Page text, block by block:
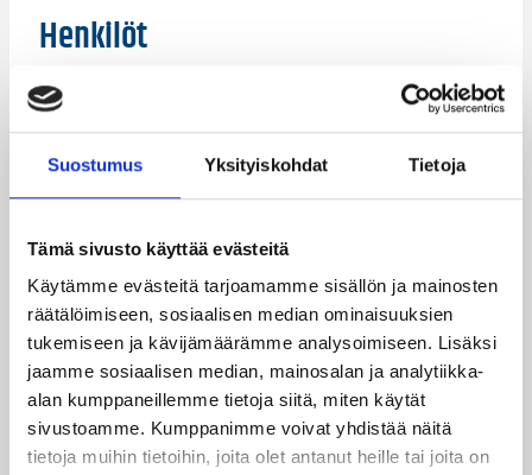
Suostumus Yksityiskohdat Tietoja
Tämä sivusto käyttää evästeitä
Käytämme evästeitä tarjoamamme sisällön ja mainosten
räätälöimiseen, sosiaalisen median ominaisuuksien
tukemiseen ja kävijämäärämme analysoimiseen. Lisäksi
jaamme sosiaalisen median, mainosalan ja analytiikka-
alan kumppaneillemme tietoja siitä, miten käytät
sivustoamme. Kumppanimme voivat yhdistää näitä
tietoja muihin tietoihin, joita olet antanut heille tai joita on
Henkilöt
Niina Laaksonen
Suvi Karvinen
Kategoriat
Pääjuttu Suomalaiset ulkomailla
Katso myös